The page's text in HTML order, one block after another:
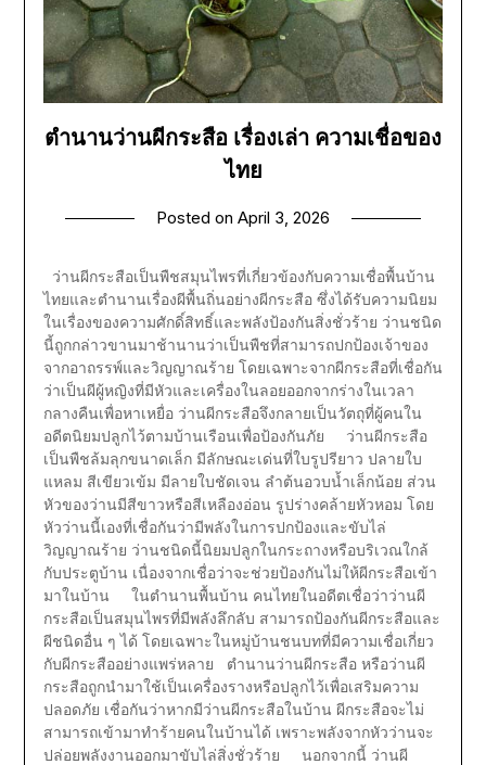
ตำนานว่านผีกระสือ เรื่องเล่า ความเชื่อของ
ไทย
Posted on April 3, 2026
ว่านผีกระสือเป็นพืชสมุนไพรที่เกี่ยวข้องกับความเชื่อพื้นบ้าน
ไทยและตำนานเรื่องผีพื้นถิ่นอย่างผีกระสือ ซึ่งได้รับความนิยม
ในเรื่องของความศักดิ์สิทธิ์และพลังป้องกันสิ่งชั่วร้าย ว่านชนิด
นี้ถูกกล่าวขานมาช้านานว่าเป็นพืชที่สามารถปกป้องเจ้าของ
จากอาถรรพ์และวิญญาณร้าย โดยเฉพาะจากผีกระสือที่เชื่อกัน
ว่าเป็นผีผู้หญิงที่มีหัวและเครื่องในลอยออกจากร่างในเวลา
กลางคืนเพื่อหาเหยื่อ ว่านผีกระสือจึงกลายเป็นวัตถุที่ผู้คนใน
อดีตนิยมปลูกไว้ตามบ้านเรือนเพื่อป้องกันภัย ว่านผีกระสือ
เป็นพืชล้มลุกขนาดเล็ก มีลักษณะเด่นที่ใบรูปรียาว ปลายใบ
แหลม สีเขียวเข้ม มีลายใบชัดเจน ลำต้นอวบน้ำเล็กน้อย ส่วน
หัวของว่านมีสีขาวหรือสีเหลืองอ่อน รูปร่างคล้ายหัวหอม โดย
หัวว่านนี้เองที่เชื่อกันว่ามีพลังในการปกป้องและขับไล่
วิญญาณร้าย ว่านชนิดนี้นิยมปลูกในกระถางหรือบริเวณใกล้
กับประตูบ้าน เนื่องจากเชื่อว่าจะช่วยป้องกันไม่ให้ผีกระสือเข้า
มาในบ้าน ในตำนานพื้นบ้าน คนไทยในอดีตเชื่อว่าว่านผี
กระสือเป็นสมุนไพรที่มีพลังลึกลับ สามารถป้องกันผีกระสือและ
ผีชนิดอื่น ๆ ได้ โดยเฉพาะในหมู่บ้านชนบทที่มีความเชื่อเกี่ยว
กับผีกระสืออย่างแพร่หลาย ตำนานว่านผีกระสือ หรือว่านผี
กระสือถูกนำมาใช้เป็นเครื่องรางหรือปลูกไว้เพื่อเสริมความ
ปลอดภัย เชื่อกันว่าหากมีว่านผีกระสือในบ้าน ผีกระสือจะไม่
สามารถเข้ามาทำร้ายคนในบ้านได้ เพราะพลังจากหัวว่านจะ
ปล่อยพลังงานออกมาขับไล่สิ่งชั่วร้าย นอกจากนี้ ว่านผี